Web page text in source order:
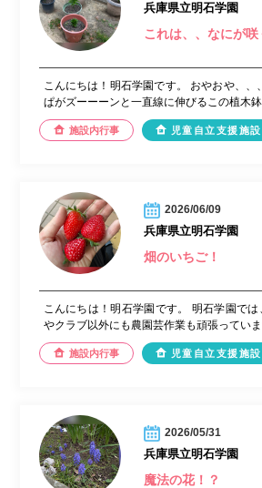
兵庫県立明石学園
これは、、なにが咲
こんにちは！明石学園です。 おやおや、、
ぱがズーーーンと一直線に伸びるこの植木鉢
施設内行事 児童自立支援施設
2026/06/09
兵庫県立明石学園
畑のいちご！
こんにちは！明石学園です。 明石学園で
やクラブ以外にも農園芸作業も頑張ってい
施設内行事 児童自立支援施設
2026/05/31
兵庫県立明石学園
魔法の花！？